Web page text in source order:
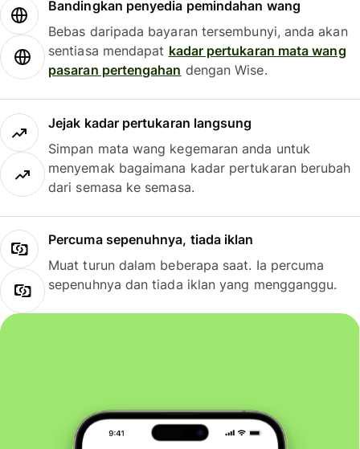
Bandingkan penyedia pemindahan wang
Bebas daripada bayaran tersembunyi, anda akan
sentiasa mendapat kadar pertukaran mata wang
pasaran pertengahan dengan Wise.
Jejak kadar pertukaran langsung
Simpan mata wang kegemaran anda untuk
menyemak bagaimana kadar pertukaran berubah
dari semasa ke semasa.
Percuma sepenuhnya, tiada iklan
Muat turun dalam beberapa saat. Ia percuma
sepenuhnya dan tiada iklan yang mengganggu.